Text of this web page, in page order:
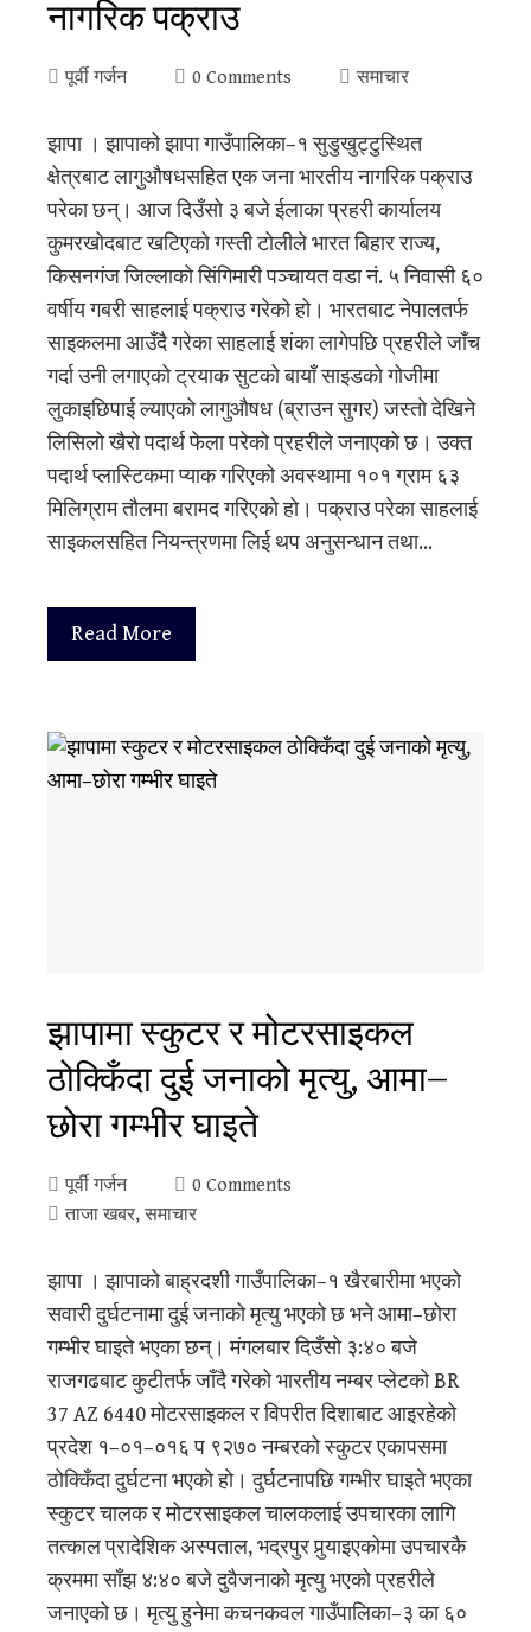
नागरिक पक्राउ
पूर्वी गर्जन 0 Comments समाचार
झापा । झापाको झापा गाउँपालिका–१ सुडुखुट्टुस्थित
क्षेत्रबाट लागुऔषधसहित एक जना भारतीय नागरिक पक्राउ
परेका छन्। आज दिउँसो ३ बजे ईलाका प्रहरी कार्यालय
कुमरखोदबाट खटिएको गस्ती टोलीले भारत बिहार राज्य,
किसनगंज जिल्लाको सिंगिमारी पञ्चायत वडा नं. ५ निवासी ६०
वर्षीय गबरी साहलाई पक्राउ गरेको हो। भारतबाट नेपालतर्फ
साइकलमा आउँदै गरेका साहलाई शंका लागेपछि प्रहरीले जाँच
गर्दा उनी लगाएको ट्रयाक सुटको बायाँ साइडको गोजीमा
लुकाइछिपाई ल्याएको लागुऔषध (ब्राउन सुगर) जस्तो देखिने
लिसिलो खैरो पदार्थ फेला परेको प्रहरीले जनाएको छ। उक्त
पदार्थ प्लास्टिकमा प्याक गरिएको अवस्थामा १०१ ग्राम ६३
मिलिग्राम तौलमा बरामद गरिएको हो। पक्राउ परेका साहलाई
साइकलसहित नियन्त्रणमा लिई थप अनुसन्धान तथा…
Read More
झापामा स्कुटर र मोटरसाइकल
ठोक्किँदा दुई जनाको मृत्यु, आमा–
छोरा गम्भीर घाइते
पूर्वी गर्जन
0 Comments
ताजा खबर, समाचार
झापा । झापाको बाह्रदशी गाउँपालिका–१ खैरबारीमा भएको
सवारी दुर्घटनामा दुई जनाको मृत्यु भएको छ भने आमा–छोरा
गम्भीर घाइते भएका छन्। मंगलबार दिउँसो ३:४० बजे
राजगढबाट कुटीतर्फ जाँदै गरेको भारतीय नम्बर प्लेटको BR
37 AZ 6440 मोटरसाइकल र विपरीत दिशाबाट आइरहेको
प्रदेश १–०१–०१६ प ९२७० नम्बरको स्कुटर एकापसमा
ठोक्किँदा दुर्घटना भएको हो। दुर्घटनापछि गम्भीर घाइते भएका
स्कुटर चालक र मोटरसाइकल चालकलाई उपचारका लागि
तत्काल प्रादेशिक अस्पताल, भद्रपुर पुर्‍याइएकोमा उपचारकै
क्रममा साँझ ४:४० बजे दुवैजनाको मृत्यु भएको प्रहरीले
जनाएको छ। मृत्यु हुनेमा कचनकवल गाउँपालिका–३ का ६०